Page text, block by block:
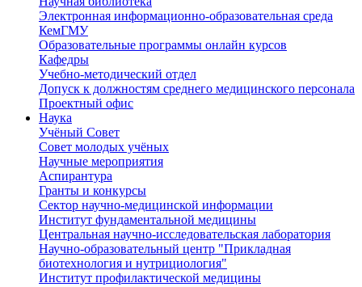
Электронная информационно-образовательная среда
КемГМУ
Образовательные программы онлайн курсов
Кафедры
Учебно-методический отдел
Допуск к должностям среднего медицинского персонала
Проектный офис
Наука
Учёный Cовет
Совет молодых учёных
Научные мероприятия
Аспирантура
Гранты и конкурсы
Сектор научно-медицинской информации
Институт фундаментальной медицины
Центральная научно-исследовательская лаборатория
Научно-образовательный центр "Прикладная
биотехнология и нутрициология"
Институт профилактической медицины